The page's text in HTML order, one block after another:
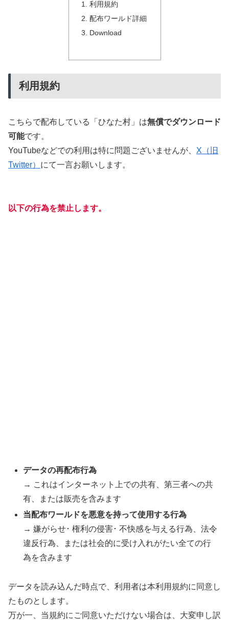
利用規約
配布ワールド詳細
Download
利用規約
こちらで配布している「ひなた村」は無償でダウンロード
可能です。
YouTubeなどでの利用は特に問題ございませんが、 X（旧
Twitter） にて一言お願いします。
以下の行為を禁止します。
データの再配布行為
→ これはインターネット上での共有、第三者への共
有、または販売を含みます
当配布ワールドを悪意を持って使用する行為
→ 嫌がらせ･ 権利の侵害･ 不快感を与える行為、法令
違反行為、または社会的に受け入れがたい全ての行
為を含みます
データを読み込んだ時点で、利用者は本利用規約に同意し
たものとします。
万が一、当規約にご同意いただけない場合は、大変申し訳